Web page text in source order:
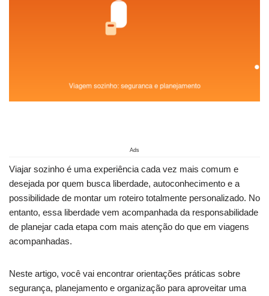
Ads
Viajar sozinho é uma experiência cada vez mais comum e
desejada por quem busca liberdade, autoconhecimento e a
possibilidade de montar um roteiro totalmente personalizado. No
entanto, essa liberdade vem acompanhada da responsabilidade
de planejar cada etapa com mais atenção do que em viagens
acompanhadas.
Neste artigo, você vai encontrar orientações práticas sobre
segurança, planejamento e organização para aproveitar uma